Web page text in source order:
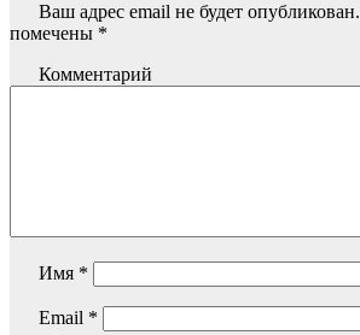
Ваш адрес email не будет опубликован.
помечены *
Комментарий
Имя *
Email *